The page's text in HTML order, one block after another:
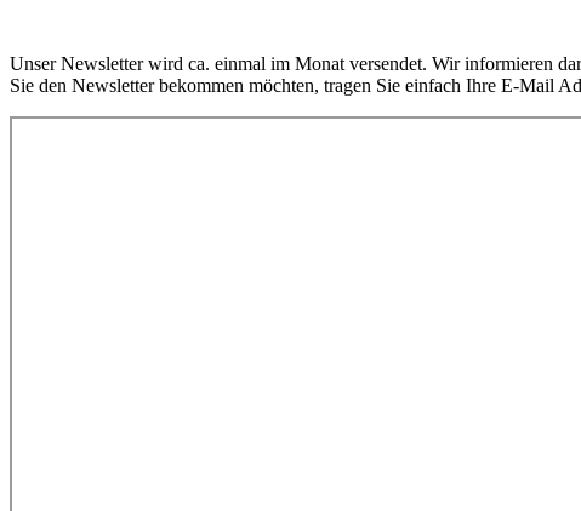
Unser Newsletter wird ca. einmal im Monat versendet. Wir informieren
Sie den Newsletter bekommen möchten, tragen Sie einfach Ihre E-Mail